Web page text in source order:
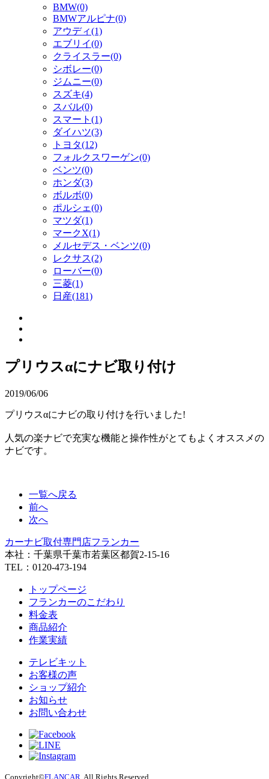
BMW(0)
BMWアルピナ(0)
アウディ(1)
エブリイ(0)
クライスラー(0)
シボレー(0)
ジムニー(0)
スズキ(4)
スバル(0)
スマート(1)
ダイハツ(3)
トヨタ(12)
フォルクスワーゲン(0)
ベンツ(0)
ホンダ(3)
ボルボ(0)
ポルシェ(0)
マツダ(1)
マークX(1)
メルセデス・ベンツ(0)
レクサス(2)
ローバー(0)
三菱(1)
日産(181)
プリウスαにナビ取り付け
2019/06/06
プリウスαにナビの取り付けを行いました!
人気の楽ナビで充実な機能と操作性がとてもよくオススメの
ナビです。
一覧へ戻る
前へ
次へ
カーナビ取付専⾨店フランカー
本社：千葉県千葉市若葉区都賀2-15-16
TEL：0120-473-194
トップページ
フランカーのこだわり
料金表
商品紹介
作業実績
テレビキット
お客様の声
ショップ紹介
お知らせ
お問い合わせ
Copyright©FLANCAR . All Rights Reserved.